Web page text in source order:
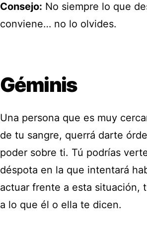
Consejo: No siempre lo que
conviene… no lo olvides.
Géminis
Una persona que es muy
de tu sangre, querrá darte
poder sobre ti. Tú podrías
déspota en la que intentará
actuar frente a esta situación,
a lo que él o ella te dicen.